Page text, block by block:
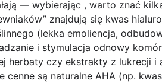
— wybierając , warto znać
znajdują się kwas
(lekka emoliencja,
i stymulacja odnowy
herbaty czy ekstrakty z lukrecji i
cenne są naturalne AHA (np.